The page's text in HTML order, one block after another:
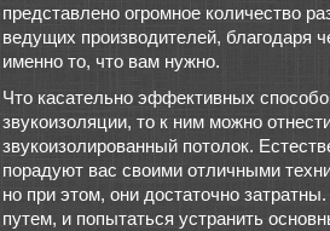
представлено огромное количество
ведущих производителей, благодаря
именно то, что вам нужно.
Что касательно эффективных
звукоизоляции, то к ним можно
звукоизолированный потолок.
порадуют вас своими отличными
но при этом, они достаточно
путем, и попытаться устранить